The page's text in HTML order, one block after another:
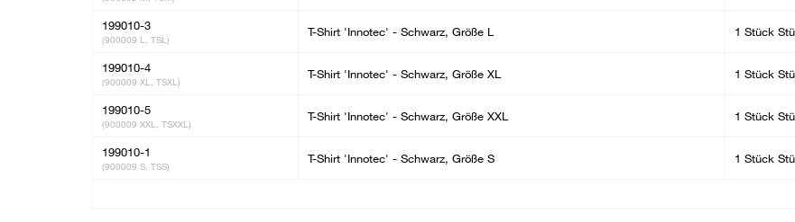
199010-3
(900009 L, TSL)
T-Shirt 'Innotec' - Schwarz, Größe L 1 Stück
199010-4
(900009 XL, TSXL)
T-Shirt 'Innotec' - Schwarz, Größe XL 1 Stück
199010-5
(900009 XXL, TSXXL)
T-Shirt 'Innotec' - Schwarz, Größe XXL 1 Stück
199010-1
(900009 S, TSS)
T-Shirt 'Innotec' - Schwarz, Größe S 1 Stück